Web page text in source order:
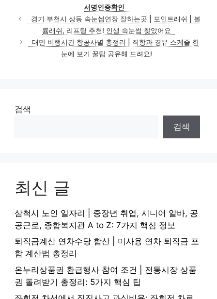
서명인증확인
경기 부천시 상동 속눈썹연장 잘하는곳 | 포인트래쉬 | 볼
륨래쉬, 리프팅 추천! 인생 속눈썹 찾았어요
대만 비행시간 항공사별 총정리 | 직항과 경유 스케줄 한
눈에 보기 꿀팁 공유해 드려요!
검색
검색
최신 글
삼척시 노인 일자리 | 중장년 취업, 시니어 알바, 공
공근로, 종합복지관 A to Z: 7가지 핵심 정보
퇴직금계산 연차수당 합산 | 미사용 연차 퇴직금 포
함 계산법 총정리
온누리상품권 환급행사 참여 조건 | 전통시장 상품
권 돌려받기 총정리: 5가지 핵심 팁